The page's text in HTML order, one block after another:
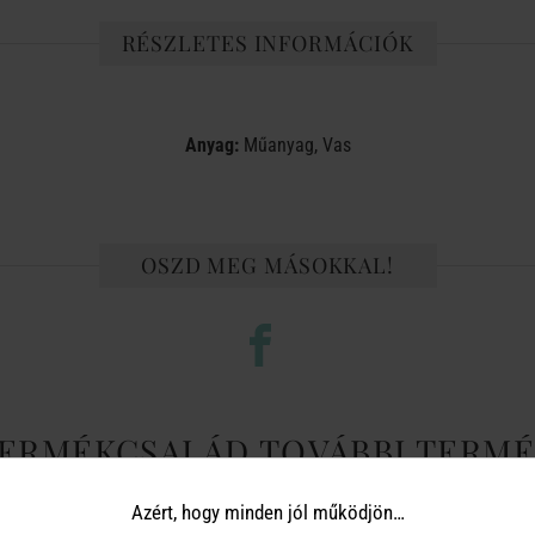
RÉSZLETES INFORMÁCIÓK
Anyag:Műanyag, Vas
OSZD MEG MÁSOKKAL!
TOVÁBBI
Azért, hogy minden jól működjön…